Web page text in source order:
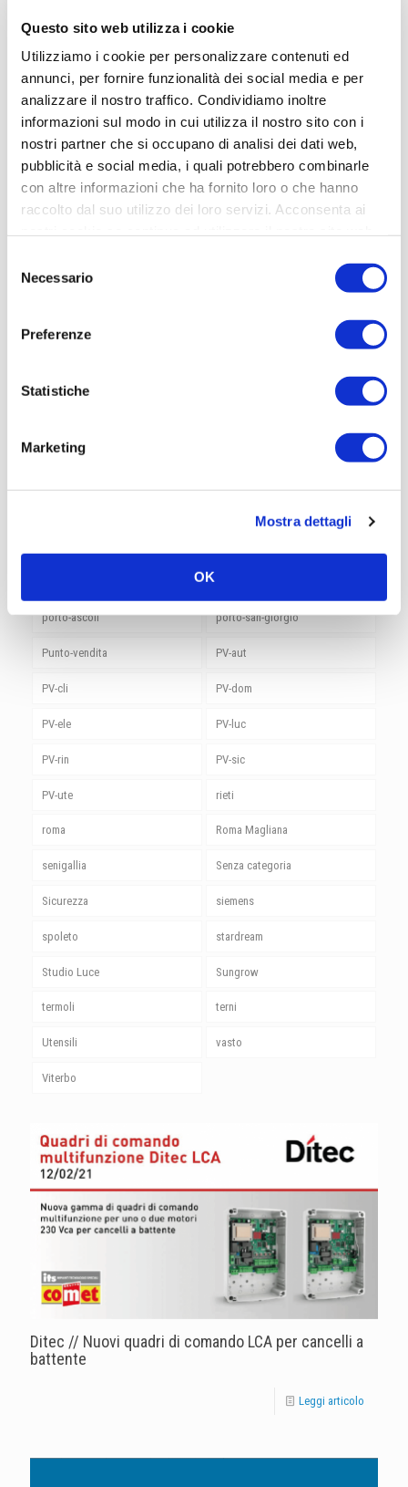
Questo sito web utilizza i cookie
Utilizziamo i cookie per personalizzare contenuti ed
annunci, per fornire funzionalità dei social media e per
analizzare il nostro traffico. Condividiamo inoltre
informazioni sul modo in cui utilizza il nostro sito con i
nostri partner che si occupano di analisi dei dati web,
pubblicità e social media, i quali potrebbero combinarle
con altre informazioni che ha fornito loro o che hanno
raccolto dal suo utilizzo dei loro servizi. Acconsenta ai
delNecessario
Preferenze
Statistiche
Marketing
Mostra dettagli
OK
avezzano Bastia Umbra
BLOG castelfidardo
catalogo-covid-19 Chieti
comet+ comet+ automazione
its-informa
Montesilvano
porto-ascoli porto-san-giorgio
Punto-vendita PV-aut
PV-cli PV-dom
PV-ele PV-luc
PV-rin PV-sic
PV-ute rieti
roma Roma Magliana
senigallia Senza categoria
Sicurezza siemens
spoleto stardream
Studio Luce Sungrow
termoli terni
Utensili vasto
Viterbo
Ditec // Nuovi quadri di comando LCA per cancelli a
battente
Leggi articolo